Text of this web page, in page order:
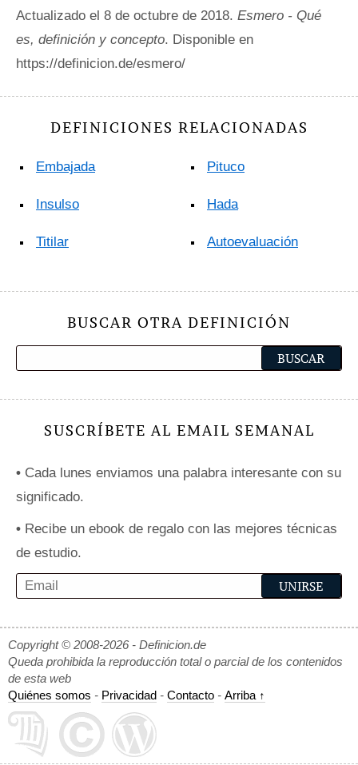
Actualizado el 8 de octubre de 2018. Esmero - Qué
es, definición y concepto. Disponible en
https://definicion.de/esmero/
DEFINICIONES RELACIONADAS
Embajada
Insulso
Titilar
Pituco
Hada
Autoevaluación
BUSCAR OTRA DEFINICIÓN
SUSCRÍBETE AL EMAIL SEMANAL
• Cada lunes enviamos una palabra interesante con su
significado.
• Recibe un ebook de regalo con las mejores técnicas
de estudio.
Copyright © 2008-2026 - Definicion.de
Queda prohibida la reproducción total o parcial de los contenidos
de esta web
Quiénes somos - Privacidad - Contacto - Arriba ↑